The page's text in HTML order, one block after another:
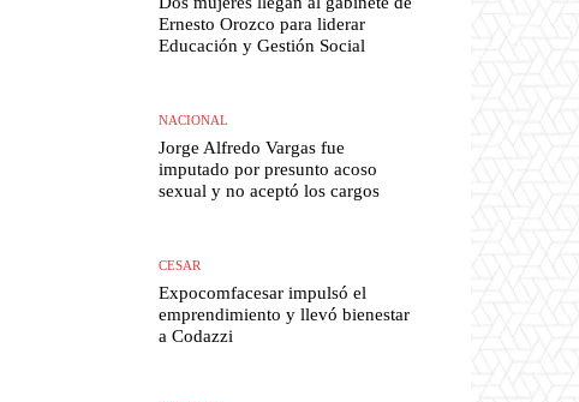
Ernesto Orozco para liderar
Educación y Gestión Social
NACIONAL
Jorge Alfredo Vargas fue
imputado por presunto acoso
sexual y no aceptó los cargos
CESAR
Expocomfacesar impulsó el
emprendimiento y llevó bienestar
a Codazzi